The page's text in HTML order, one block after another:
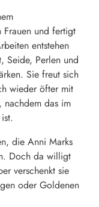
Frauen und fertigt
entstehen
Seide, Perlen und
Sie freut sich
wieder öfter mit
nachdem das im
die Anni Marks
Doch da willigt
verschenkt sie
oder Goldenen